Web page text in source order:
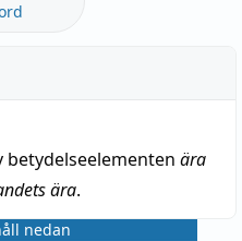
betydelseelementen ära
ära.
nedan